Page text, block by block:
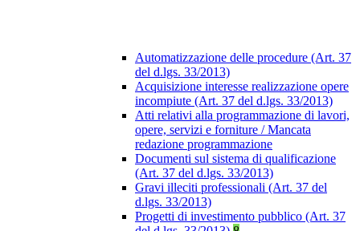
Automatizzazione delle procedure (Art. 37
del d.lgs. 33/2013)
Acquisizione interesse realizzazione opere
incompiute (Art. 37 del d.lgs. 33/2013)
Atti relativi alla programmazione di lavori,
opere, servizi e forniture / Mancata
redazione programmazione
Documenti sul sistema di qualificazione
(Art. 37 del d.lgs. 33/2013)
Gravi illeciti professionali (Art. 37 del
d.lgs. 33/2013)
Progetti di investimento pubblico (Art. 37